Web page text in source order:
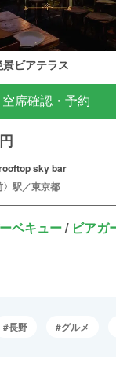
ビアテラス
空席確認・予約
sky bar
駅／東京都
ベキュー/ ビアガ
長野 グルメ